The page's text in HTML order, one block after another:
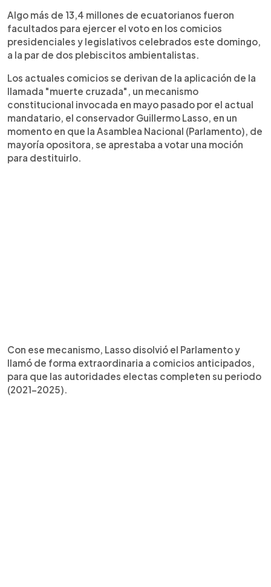
Algo más de 13,4 millones de ecuatorianos fueron
facultados para ejercer el voto en los comicios
presidenciales y legislativos celebrados este domingo,
a la par de dos plebiscitos ambientalistas.
Los actuales comicios se derivan de la aplicación de la
llamada "muerte cruzada", un mecanismo
constitucional invocada en mayo pasado por el actual
mandatario, el conservador Guillermo Lasso, en un
momento en que la Asamblea Nacional (Parlamento), de
mayoría opositora, se aprestaba a votar una moción
para destituirlo.
Con ese mecanismo, Lasso disolvió el Parlamento y
llamó de forma extraordinaria a comicios anticipados,
para que las autoridades electas completen su periodo
(2021-2025).